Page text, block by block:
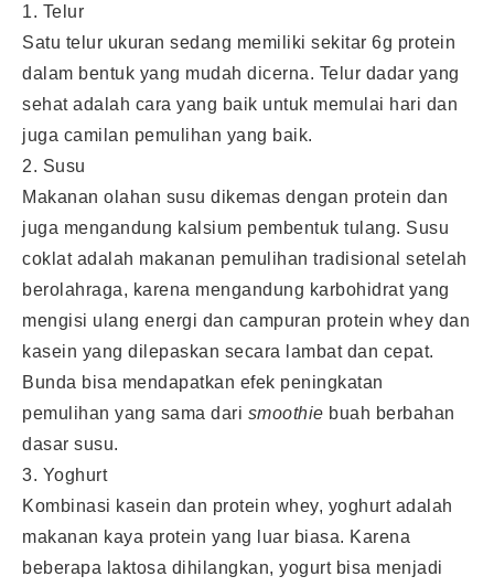
1. Telur
Satu telur ukuran sedang memiliki sekitar 6g protein
dalam bentuk yang mudah dicerna. Telur dadar yang
sehat adalah cara yang baik untuk memulai hari dan
juga camilan pemulihan yang baik.
2. Susu
Makanan olahan susu dikemas dengan protein dan
juga mengandung kalsium pembentuk tulang. Susu
coklat adalah makanan pemulihan tradisional setelah
berolahraga, karena mengandung karbohidrat yang
mengisi ulang energi dan campuran protein whey dan
kasein yang dilepaskan secara lambat dan cepat.
Bunda bisa mendapatkan efek peningkatan
pemulihan yang sama dari smoothie buah berbahan
dasar susu.
3. Yoghurt
Kombinasi kasein dan protein whey, yoghurt adalah
makanan kaya protein yang luar biasa. Karena
beberapa laktosa dihilangkan, yogurt bisa menjadi